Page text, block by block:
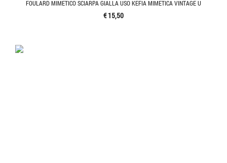
FOULARD MIMETICO SCIARPA GIALLA USO KEFIA MIMETICA VINTAGE U
€ 15,50